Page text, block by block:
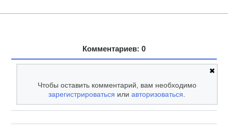
Комментариев: 0
✖
Чтобы оставить комментарий, вам необходимо
зарегистрироваться илиавторизоваться.